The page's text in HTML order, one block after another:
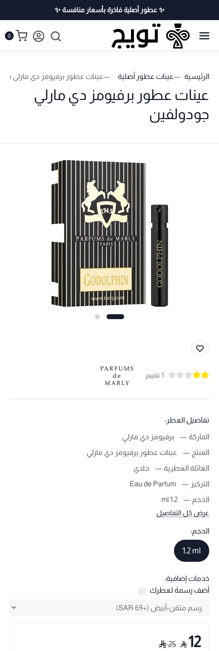
✨ عطور أصلية فاخرة بأسعار منافسة ✨
0
الرئيسية عينات عطور أصلية عينات عطور برفيومز دي مارلي
عينات عطور برفيومز دي مارلي
جودولفين
1 تقييم
تفاصيل العطر:
الماركة
برفيومز دي مارلي
المنتج
عينات عطور برفيومز دي مارلي
العائلة العطرية
جلدي
التركيز
Eau de Parfum
الحجم
1.2 ml
عرض كل التفاصيل
الحجم:
1.2 ml
خدمات إضافية:
أضف رسمة لعطرك
12
25